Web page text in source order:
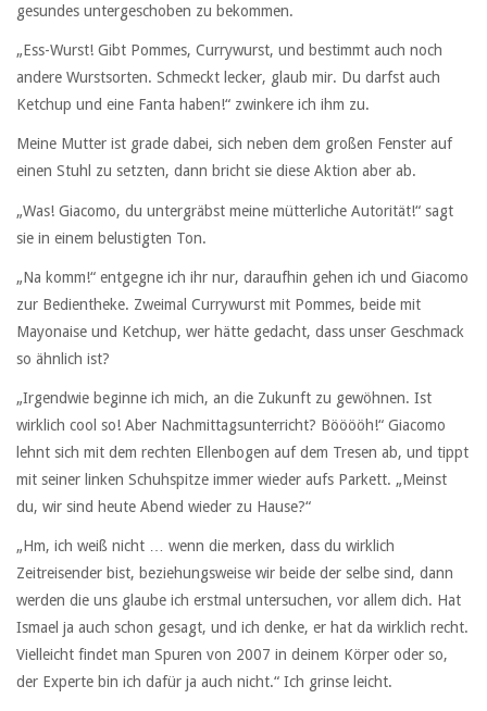
gesundes untergeschoben zu bekommen.
„Ess-Wurst! Gibt Pommes, Currywurst, und bestimmt auch noch
andere Wurstsorten. Schmeckt lecker, glaub mir. Du darfst auch
Ketchup und eine Fanta haben!“ zwinkere ich ihm zu.
Meine Mutter ist grade dabei, sich neben dem großen Fenster auf
einen Stuhl zu setzten, dann bricht sie diese Aktion aber ab.
„Was! Giacomo, du untergräbst meine mütterliche Autorität!“ sagt
sie in einem belustigten Ton.
„Na komm!“ entgegne ich ihr nur, daraufhin gehen ich und Giacomo
zur Bedientheke. Zweimal Currywurst mit Pommes, beide mit
Mayonaise und Ketchup, wer hätte gedacht, dass unser Geschmack
so ähnlich ist?
„Irgendwie beginne ich mich, an die Zukunft zu gewöhnen. Ist
wirklich cool so! Aber Nachmittagsunterricht? Bööööh!“ Giacomo
lehnt sich mit dem rechten Ellenbogen auf dem Tresen ab, und tippt
mit seiner linken Schuhspitze immer wieder aufs Parkett. „Meinst
du, wir sind heute Abend wieder zu Hause?“
„Hm, ich weiß nicht … wenn die merken, dass du wirklich
Zeitreisender bist, beziehungsweise wir beide der selbe sind, dann
werden die uns glaube ich erstmal untersuchen, vor allem dich. Hat
Ismael ja auch schon gesagt, und ich denke, er hat da wirklich recht.
Vielleicht findet man Spuren von 2007 in deinem Körper oder so,
der Experte bin ich dafür ja auch nicht.“ Ich grinse leicht.